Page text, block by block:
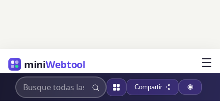
miniWebtool ☰
Compartir